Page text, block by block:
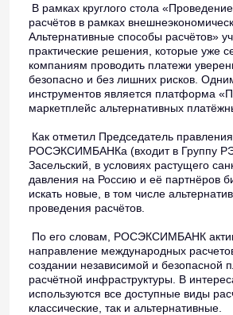
В рамках круглого стола
расчётов в рамках
Альтернативные способы расчётов»
практические решения, которые уже
компаниям проводить платежи
безопасно и без лишних рисков.
инструментов является платформа
маркетплейс альтернативных
Как отметил Председатель правления
РОСЭКСИМБАНКа (входит в Группу
Засельский, в условиях растущего
давления на Россию и её партнёров
искать новые, в том числе
проведения расчётов.
По его словам, РОСЭКСИМБАНК
направление международных
создании независимой и безопасной
расчётной инфраструктуры. В
используются все доступные виды
классические, так и альтернативные.